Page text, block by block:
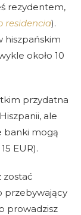
rezydentem,
residencia).
hiszpańskim
około 10
przydatna
ale
banki mogą
EUR).
zostać
przebywający
prowadzisz